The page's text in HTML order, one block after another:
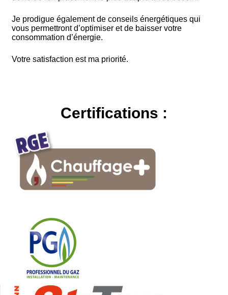
Je prodigue également de conseils énergétiques qui
vous permettront d’optimiser et de baisser votre
consommation d’énergie.
Votre satisfaction est ma priorité.
Certifications :